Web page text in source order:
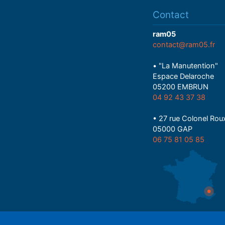
Contact
ram05
contact@ram05.fr
• "La Manutention"
Espace Delaroche
05200 EMBRUN
04 92 43 37 38
• 27 rue Colonel
05000 GAP
06 75 81 05 85